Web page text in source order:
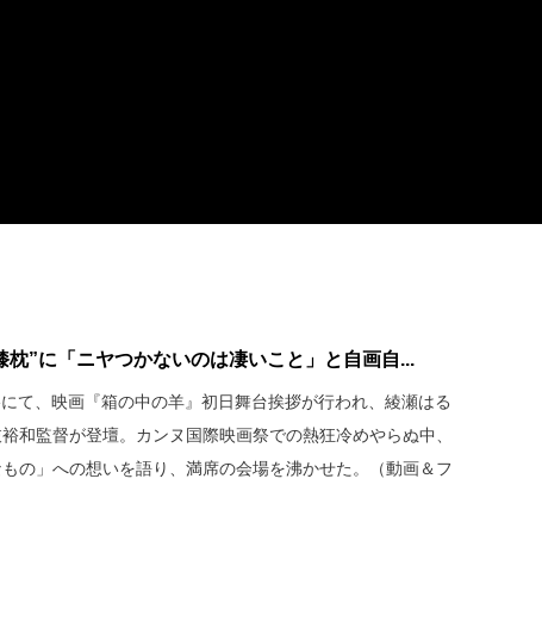
枕”に「ニヤつかないのは凄いこと」と自画自...
て、映画『箱の中の羊』初日舞台挨拶が行われ、綾瀬はる
和監督が登壇。カンヌ国際映画祭での熱狂冷めやらぬ中、
の」への想いを語り、満席の会場を沸かせた。（動画＆フ